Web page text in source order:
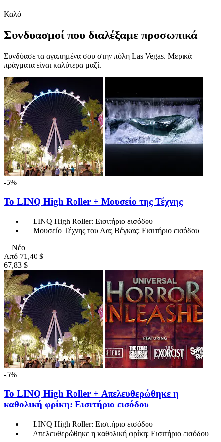
Καλό
Συνδυασμοί που διαλέξαμε προσωπικά
Συνδύασε τα αγαπημένα σου στην πόλη Las Vegas. Μερικά
πράγματα είναι καλύτερα μαζί.
-5%
Το LINQ High Roller + Μουσείο της Τέχνης
LINQ High Roller: Εισιτήριο εισόδου
Μουσείο Τέχνης του Λας Βέγκας: Εισιτήριο εισόδου
Νέο
Από 71,40 $
67,83 $
-5%
Το LINQ High Roller + Απελευθερώθηκε η
καθολική φρίκη: Εισιτήριο εισόδου
LINQ High Roller: Εισιτήριο εισόδου
Απελευθερώθηκε η καθολική φρίκη: Εισιτήριο εισόδου